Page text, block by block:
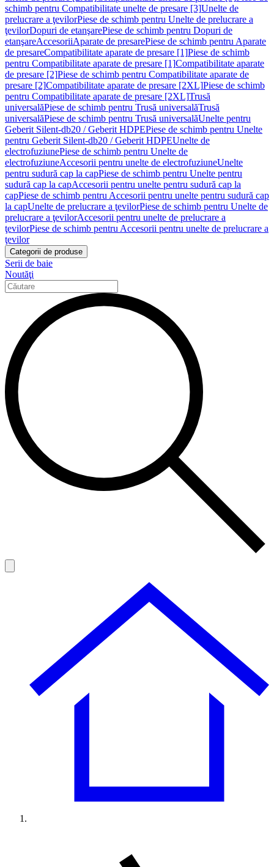
schimb pentru Compatibilitate unelte de presare [3]Unelte de
prelucrare a ţevilorPiese de schimb pentru Unelte de prelucrare a
ţevilorDopuri de etanşarePiese de schimb pentru Dopuri de
etanşareAccesoriiAparate de presarePiese de schimb pentru Aparate
de presareCompatibilitate aparate de presare [1]Piese de schimb
pentru Compatibilitate aparate de presare [1]Compatibilitate aparate
de presare [2]Piese de schimb pentru Compatibilitate aparate de
presare [2]Compatibilitate aparate de presare [2XL]Piese de schimb
pentru Compatibilitate aparate de presare [2XL]Trusă
universalăPiese de schimb pentru Trusă universalăTrusă
universalăPiese de schimb pentru Trusă universalăUnelte pentru
Geberit Silent-db20 / Geberit HDPEPiese de schimb pentru Unelte
pentru Geberit Silent-db20 / Geberit HDPEUnelte de
electrofuziunePiese de schimb pentru Unelte de
electrofuziuneAccesorii pentru unelte de electrofuziuneUnelte
pentru sudură cap la capPiese de schimb pentru Unelte pentru
sudură cap la capAccesorii pentru unelte pentru sudură cap la
capPiese de schimb pentru Accesorii pentru unelte pentru sudură cap
la capUnelte de prelucrare a ţevilorPiese de schimb pentru Unelte de
prelucrare a ţevilorAccesorii pentru unelte de prelucrare a
ţevilorPiese de schimb pentru Accesorii pentru unelte de prelucrare a
ţevilor
Categorii de produse
Serii de baie
Noutăţi